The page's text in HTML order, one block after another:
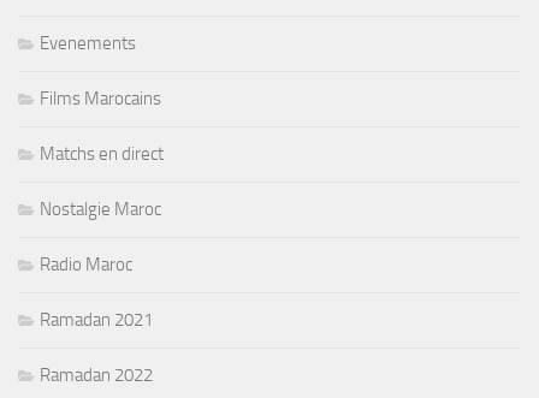
Evenements
Films Marocains
Matchs en direct
Nostalgie Maroc
Radio Maroc
Ramadan 2021
Ramadan 2022